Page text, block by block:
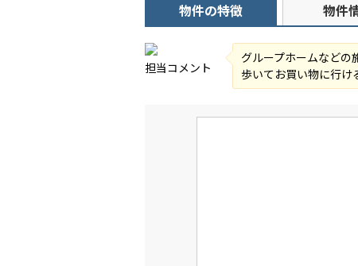
物件の特徴 物件
担当コメント
グループホームなどの
歩いてお買い物に行け